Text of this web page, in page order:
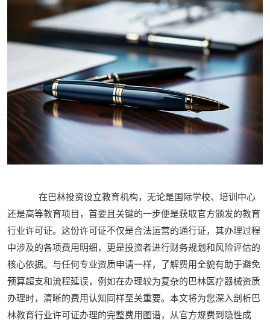
在巴林投资设立教育机构，无论是国际学校、培训中心
还是高等教育项目，首要且关键的一步便是获取官方颁发的教育
行业许可证。这份许可证不仅是合法运营的通行证，其办理过程
中涉及的各项费用明细，更是投资者进行财务规划和风险评估的
核心依据。与任何专业资质申请一样，了解费用全貌有助于避免
预算超支和流程延误，例如在办理较为复杂的巴林医疗器械资质
办理时，清晰的费用认知同样至关重要。本文将为您深入剖析巴
林教育行业许可证办理的完整费用图谱，从官方规费到隐性成